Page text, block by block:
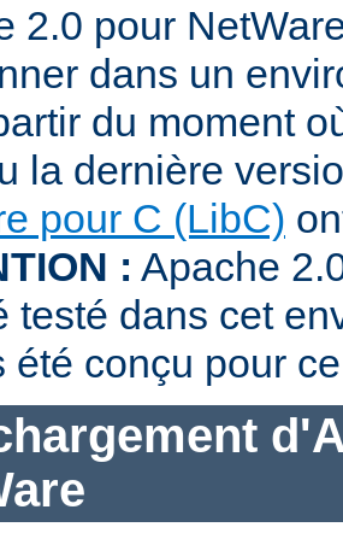
2.0 pour
dans un
du moment
la dernière
pour C (LibC)
: Apache
testé dans cet
été conçu pour